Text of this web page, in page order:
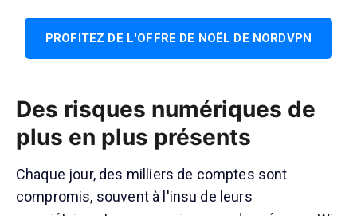
PROFITEZ DE L'OFFRE DE NOËL DE NORDVPN
Des risques numériques de
plus en plus présents
Chaque jour, des milliers de comptes sont
compromis, souvent à l'insu de leurs